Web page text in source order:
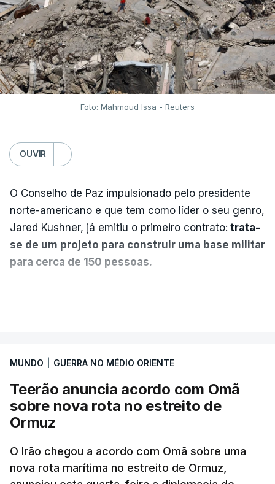
Foto: Mahmoud Issa - Reuters
OUVIR
O Conselho de Paz impulsionado pelo presidente
norte-americano e que tem como líder o seu genro,
Jared Kushner, já emitiu o primeiro contrato: trata-
se de um projeto para construir uma base militar
para cerca de 150 pessoas.
que já colaborou com a Administração norte-
americana em projetos no Médio Oriente,
nomeadamente no Iraque.
militar deverá ficar nos 60 por cento de
território de Gaza que Israel controla e a cerca
MUNDO GUERRA NO MÉDIO ORIENTE
Teerão anuncia acordo com Omã
sobre nova rota no estreito de
Ormuz
O Irão chegou a acordo com Omã sobre uma
nova rota marítima no estreito de Ormuz,